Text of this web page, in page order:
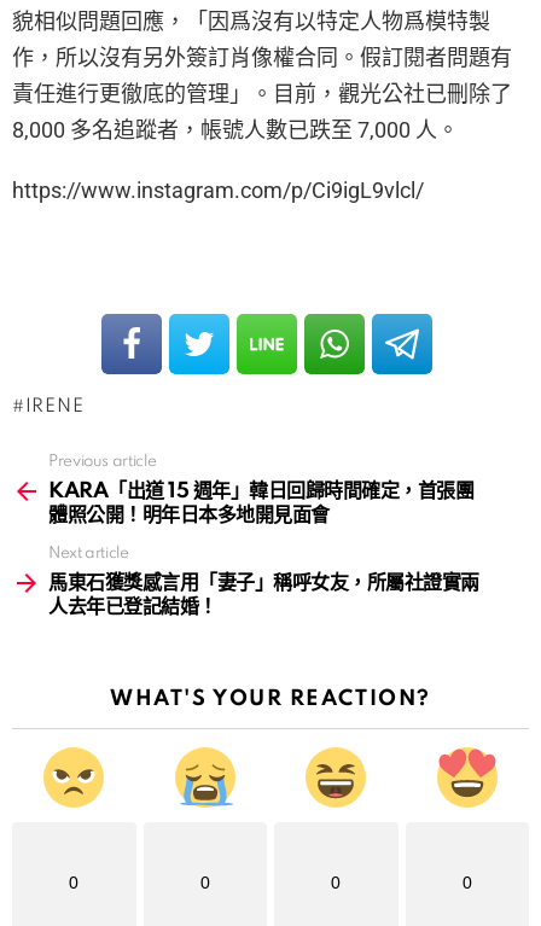
貌相似問題回應，「因爲沒有以特定人物爲模特製
作，所以沒有另外簽訂肖像權合同。假訂閱者問題有
責任進行更徹底的管理」。目前，觀光公社已刪除了
8,000 多名追蹤者，帳號人數已跌至 7,000 人。
https://www.instagram.com/p/Ci9igL9vlcl/
IRENE
more
Previous article
KARA「出道 15 週年」韓日回歸時間確定，首張團
體照公開！明年日本多地開見面會
Next article
馬東石獲獎感言用「妻子」稱呼女友，所屬社證實兩
人去年已登記結婚！
WHAT'S YOUR REACTION?
0 0 0 0